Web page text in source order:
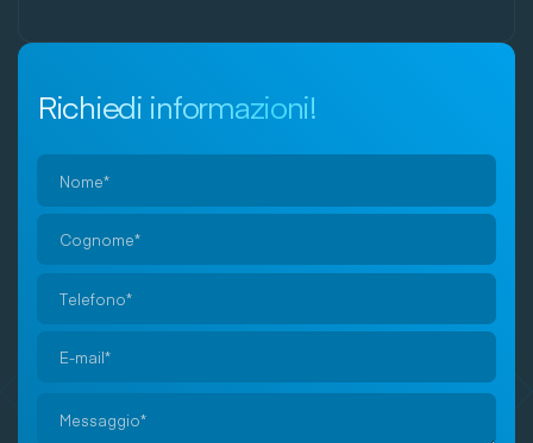
Richiedi informazioni!
prega